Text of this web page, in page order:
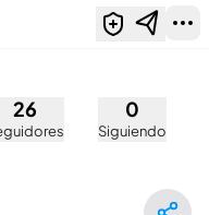
26 0
Siguiendo